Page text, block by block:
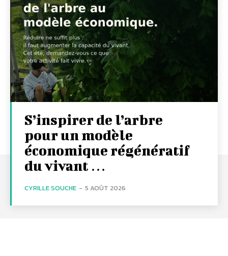
S’inspirer de l’arbre
pour un modèle
économique régénératif
du vivant …
CYRILLE SOUCHE - 5 AOÛT 2026